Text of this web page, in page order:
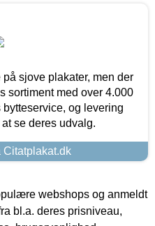
sjove plakater, men der
sortiment med over 4.000
og levering
se deres udvalg.
Citatplakat.dk
webshops og anmeldt
bl.a. deres prisniveau,